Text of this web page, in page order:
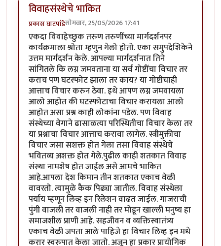
विवाहसंस्थेचे भाकित
प्रकाश घाटपांडेसोमवार, 25/05/2026 17:41
एकदा विवाहेच्छुक तरुण तरुणींच्या मार्गदर्शनपर
कार्यक्रमाला श्रोता म्हणुन गेलो होतो. एका समुपदेशिकेने
उत्तम मार्गदर्शन केले. आपल्या मार्गदर्शनात तिने
सांगितले कि लग्न जमवताना या सर्व गोष्टींचा विचार तर
कराच पण घटस्फोट झाला तर काय? या गोष्टीचाही
आत्ताच विचार करुन ठेवा. इथे आपण लग्न जमवायला
आलो आहोत की घटस्फोटाचा विचार करायला आलो
आहोत असा प्रश्न काही लोकांना पडेल. पण विवाह
संस्थेच्या वेगाने ढासाळत्या परिस्थितीचा विचार केला तर
या प्रश्नाचा विचार आत्ताच करावा लागेल. स्त्रीमुक्तीचा
विचार जसा सशक्त होत गेला तसा विवाह संस्थेचे
भवितव्य अशक्त होत गेले.पुढील काही शतकात विवाह
संस्था नामशेष होत जाईल असे आमचे भाकित
आहे.आपला देश किमान तीन शतकात एकाच वेळी
वावरतो. त्यामुळे कैक पिढ्या जातील. विवाह संस्थेला
पर्याय म्हणून लिव्ह इन रिलेशन वाढत जाईल. गाजराची
पुंगी वाजली तर वाजली नाही तर मोडून खाल्ली मनुष्य हा
समाजशील प्राणी आहे. सहजीवन व व्यक्तिस्वातंत्र्य
एकाच वेळी जपता आले पाहिजे हा विचार लिव्ह इन मधे
करार स्वरुपात केला जातो. अजून हा प्रकार प्रायोगिक